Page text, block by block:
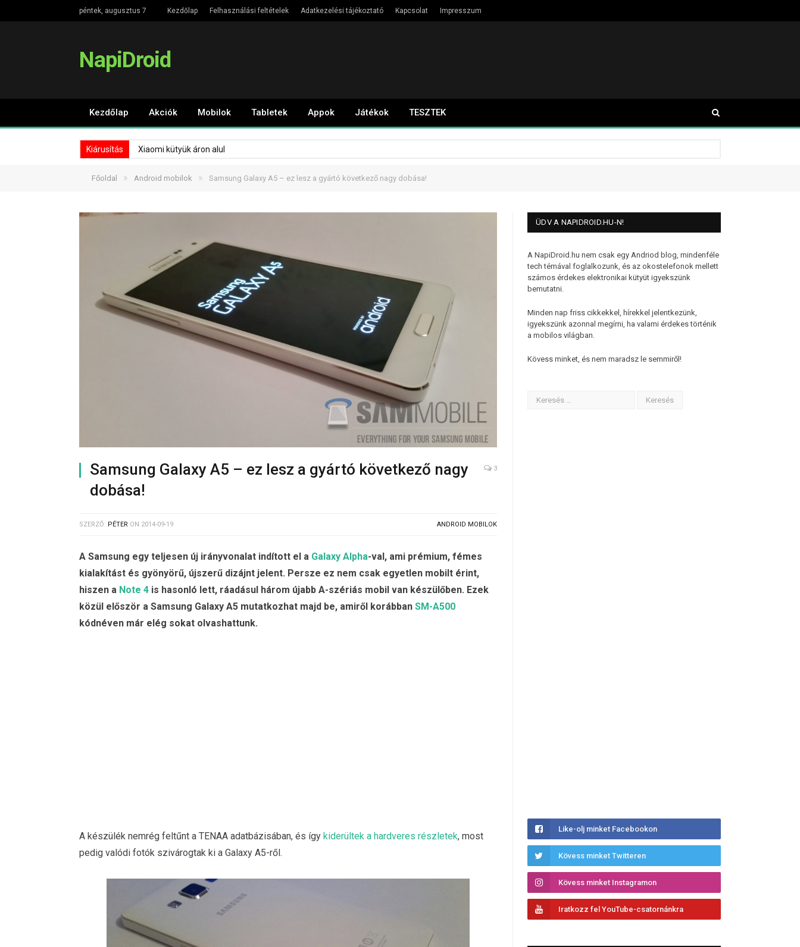
péntek, augusztus 7 Kezdőlap Felhasználási feltételek Adatkezelési tájékoztató Kapcsolat Impresszum
NapiDroid
Kezdőlap Akciók Mobilok Tabletek Appok Játékok TESZTEK
Kiárusítás Xiaomi kütyük áron alul
Főoldal » Android mobilok » Samsung Galaxy A5 – ez lesz a gyártó következő nagy dobása!
Samsung Galaxy A5 – ez lesz a gyártó következő nagy
dobása!
3
SZERZŐ: PÉTER ON 2014-09-19 ANDROID MOBILOK
A Samsung egy teljesen új irányvonalat indított el a Galaxy Alpha-val, ami prémium, fémes
kialakítást és gyönyörű, újszerű dizájnt jelent. Persze ez nem csak egyetlen mobilt érint,
hiszen a Note 4 is hasonló lett, ráadásul három újabb A-szériás mobil van készülőben. Ezek
közül először a Samsung Galaxy A5 mutatkozhat majd be, amiről korábban SM-A500
kódnéven már elég sokat olvashattunk.
A készülék nemrég feltűnt a TENAA adatbázisában, és így kiderültek a hardveres részletek, most
pedig valódi fotók szivárogtak ki a Galaxy A5-ről.
ÜDV A NAPIDROID.HU-N!
A NapiDroid.hu nem csak egy Andriod blog, mindenféle
tech témával foglalkozunk, és az okostelefonok mellett
számos érdekes elektronikai kütyüt igyekszünk
bemutatni.
Minden nap friss cikkekkel, hírekkel jelentkezünk,
igyekszünk azonnal megírni, ha valami érdekes történik
a mobilos világban.
Kövess minket, és nem maradsz le semmiről!
Like-olj minket Facebookon
Kövess minket Twitteren
Kövess minket Instagramon
Iratkozz fel YouTube-csatornánkra